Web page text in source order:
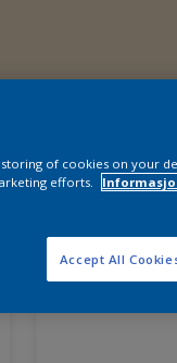
of cookies on your
efforts.
Accept All